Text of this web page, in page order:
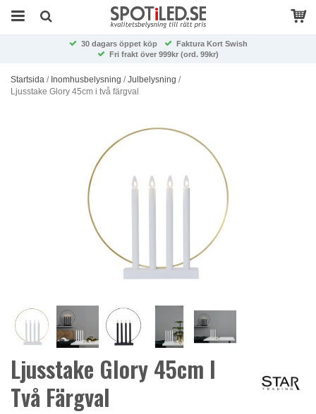
30 dagars öppet köp
Faktura Kort Swish
Fri frakt över 999kr (ord. 99kr)
Startsida / Inomhusbelysning /Julbelysning /
Ljusstake Glory 45cm i två färgval
Ljusstake Glory 45cm I
Två Färgval